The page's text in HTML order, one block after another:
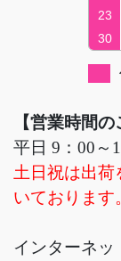
23
30
【営業時間の
平日 9：00～
土日祝は出
いております
インターネッ